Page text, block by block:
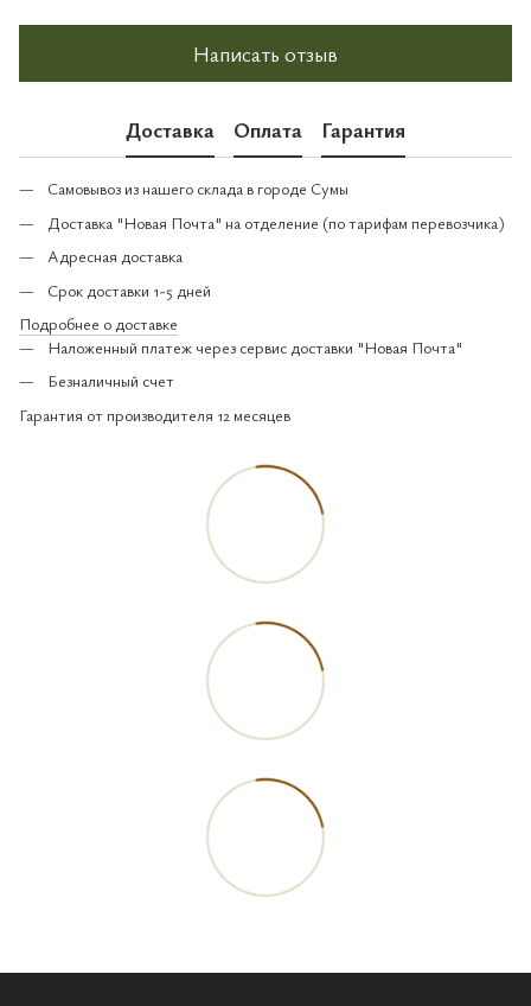
Написать отзыв
Доставка Оплата Гарантия
Самовывоз из нашего склада в городе Сумы
Доставка "Новая Почта" на отделение (по тарифам перевозчика)
Адресная доставка
Срок доставки 1-5 дней
Подробнее о доставке
Наложенный платеж через сервис доставки "Новая Почта"
Безналичный счет
Гарантия от производителя 12 месяцев